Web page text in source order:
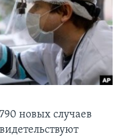
новых случаев